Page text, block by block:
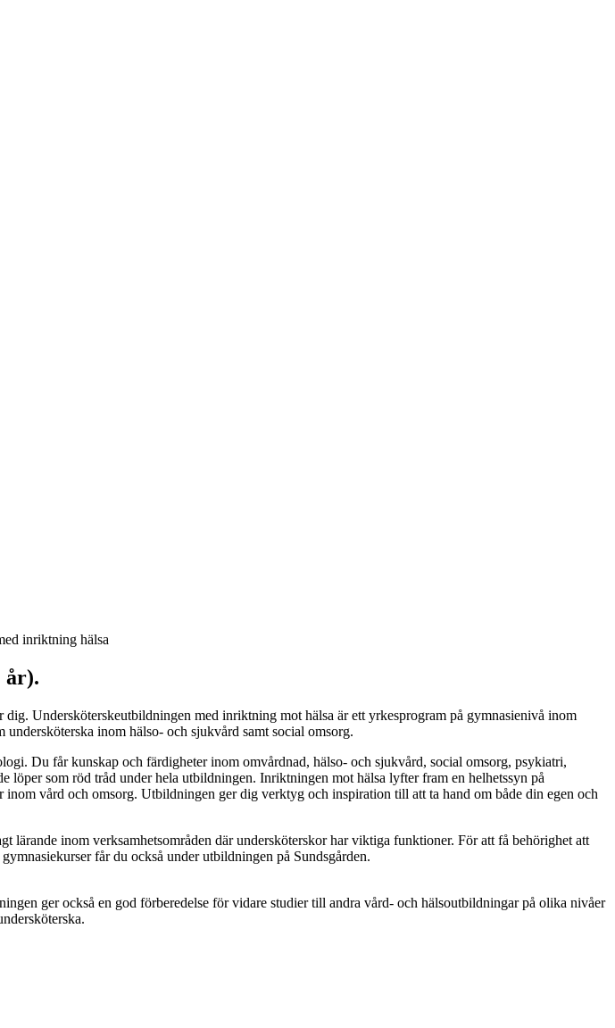
inriktning hälsa
år).
Undersköterskeutbildningen med inriktning mot hälsa är ett yrkesprogram på gymnasienivå inom
inom hälso- och sjukvård samt social omsorg.
Du får kunskap och färdigheter inom omvårdnad, hälso- och sjukvård, social omsorg, psykiatri,
som röd tråd under hela utbildningen. Inriktningen mot hälsa lyfter fram en helhetssyn på
vård och omsorg. Utbildningen ger dig verktyg och inspiration till att ta hand om både din egen och
inom verksamhetsområden där undersköterskor har viktiga funktioner. För att få behörighet att
får du också under utbildningen på Sundsgården.
ger också en god förberedelse för vidare studier till andra vård- och hälsoutbildningar på olika nivåer